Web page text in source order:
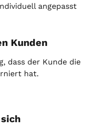
angepasst
Kunden
dass der Kunde die
hat.